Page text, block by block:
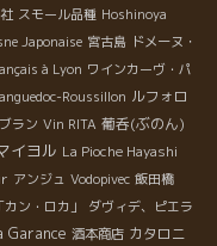
スモール品種 Hoshinoya
Japonaise 宮古島 ドメーヌ・
à Lyon ワインカーヴ・パ
Roussillon ルフォロ
ラン Vin RITA 葡呑(ぶのん)
イヨル La Pioche Hayashi
アンジュ Vodopivec 飯田橋
ン・ロカ」
ダヴィデ、ピエラ
Garance 酒本商店 カタロニ